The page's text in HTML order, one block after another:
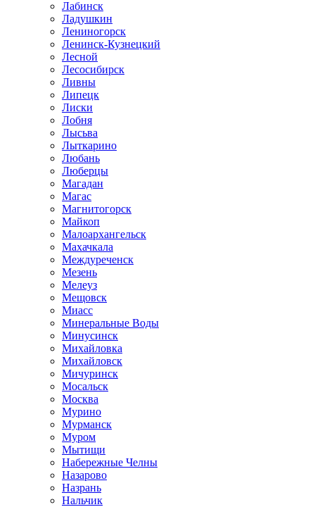
Лабинск
Ладушкин
Лениногорск
Ленинск-Кузнецкий
Лесной
Лесосибирск
Ливны
Липецк
Лиски
Лобня
Лысьва
Лыткарино
Любань
Люберцы
Магадан
Магас
Магнитогорск
Майкоп
Малоархангельск
Махачкала
Междуреченск
Мезень
Мелеуз
Мещовск
Миасс
Минеральные Воды
Минусинск
Михайловка
Михайловск
Мичуринск
Мосальск
Москва
Мурино
Мурманск
Муром
Мытищи
Набережные Челны
Назарово
Назрань
Нальчик